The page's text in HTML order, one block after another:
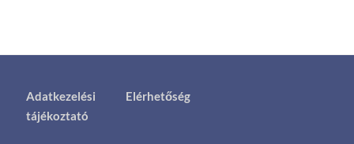
Adatkezelési
tájékoztató
Elérhetőség